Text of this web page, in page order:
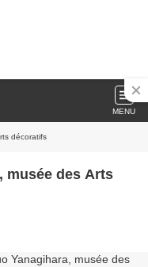
MENU
décoratifs
musée des Arts